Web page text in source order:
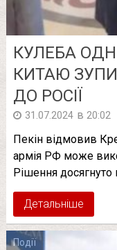
КУЛЕБА
КИТАЮ
ДО РОСІЇ
31.07.2024 в 20:02
Пекін відмовив
армія РФ може
Рішення досягнуто
Детальніше
Події